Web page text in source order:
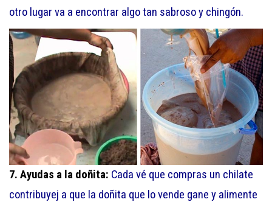
otro lugar va a encontrar algo tan sabroso y chingón.
7. Ayudas a la doñita: Cada vé que compras un chilate
contribuyej a que la doñita que lo vende gane y alimente